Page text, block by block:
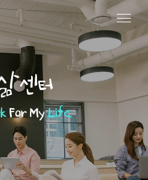
센터
For MyLife.